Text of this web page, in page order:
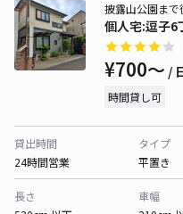
個人宅:逗子6
披露山公園まで
¥700〜 /
時間貸し可
貸出時間
24時間営業
タイプ
平置き
長さ
車幅